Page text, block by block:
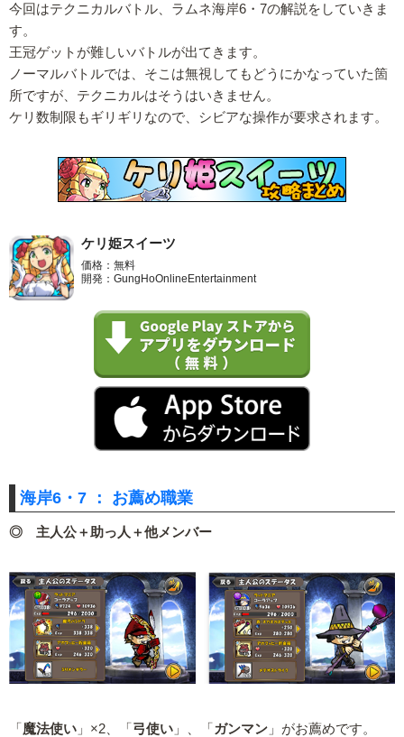
今回はテクニカルバトル、ラムネ海岸6・7の解説をしていきま
す。
王冠ゲットが難しいバトルが出てきます。
ノーマルバトルでは、そこは無視してもどうにかなっていた箇
所ですが、テクニカルはそうはいきません。
ケリ数制限もギリギリなので、シビアな操作が要求されます。
ケリ姫スイーツ
価格：無料
開発：GungHoOnlineEntertainment
海岸6・7 ： お薦め職業
◎ 主人公＋助っ人＋他メンバー
「魔法使い 」×2、「弓使い 」、「ガンマン 」がお薦めです。